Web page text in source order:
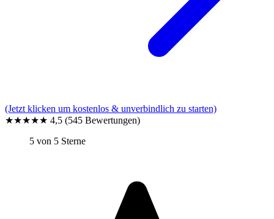
(Jetzt klicken um kostenlos & unverbindlich zu starten)
★★★★★ 4,5 (545 Bewertungen)
5 von 5 Sterne